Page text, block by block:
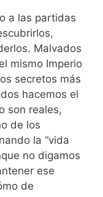
a las partidas
Malvados
mismo Imperio
secretos más
hacemos el
son reales,
de los
la “vida
no digamos
ese
de